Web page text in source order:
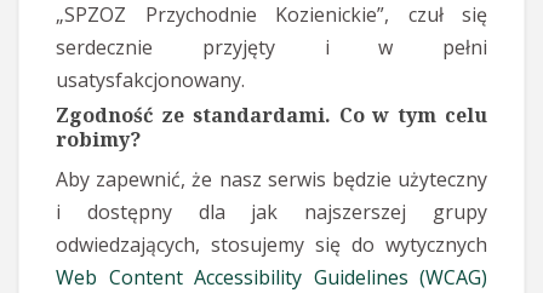
„SPZOZ Przychodnie Kozienickie”, czuł się
serdecznie przyjęty i w pełni
usatysfakcjonowany.
Zgodność ze standardami. Co w tym celu
robimy?
Aby zapewnić, że nasz serwis będzie użyteczny
i dostępny dla jak najszerszej grupy
odwiedzających, stosujemy się do wytycznych
Web Content Accessibility Guidelines (WCAG)